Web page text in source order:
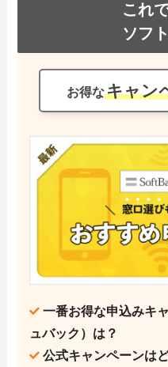
これ
ソフ
お得なキャン
一番お得な申込みキ
ュバック）は？
公式キャンペーンは